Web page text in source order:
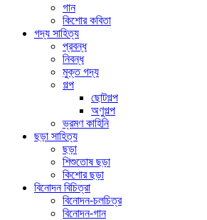
গান
কিশোর কবিতা
গদ্য সাহিত্য
প্রবন্ধ
নিবন্ধ
মুক্ত গদ্য
গল্প
ছোটগল্প
অণুগল্প
ভ্রমণ কাহিনি
ছড়া সাহিত্য
ছড়া
শিশুতোষ ছড়া
কিশোর ছড়া
বিনোদন বিচিত্রা
বিনোদন-চলচিত্র
বিনোদন-গান